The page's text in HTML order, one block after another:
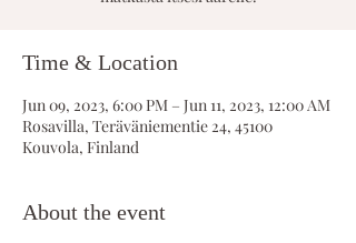
Time & Location
Jun 09, 2023, 6:00 PM – Jun 11, 2023, 12:00 AM
Rosavilla, Teräväniementie 24, 45100
Kouvola, Finland
About the event